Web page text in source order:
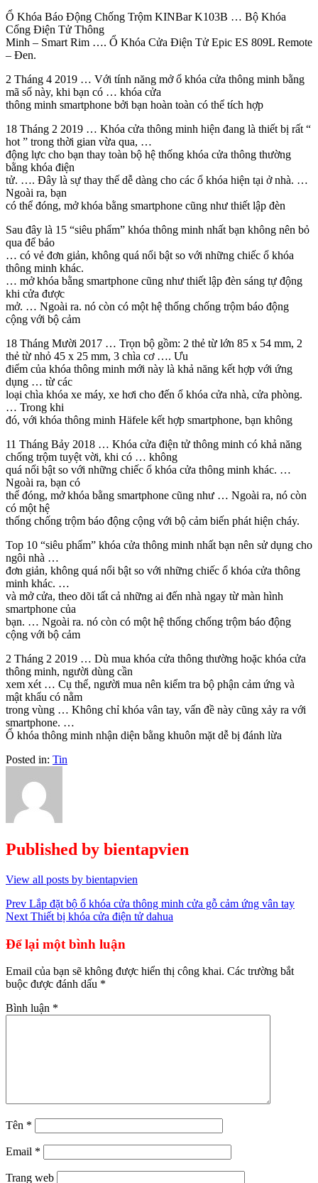
Ổ Khóa Báo Động Chống Trộm KINBar K103B … Bộ Khóa
Cổng Điện Tử Thông
Minh – Smart Rim …. Ổ Khóa Cửa Điện Tử Epic ES 809L Remote
– Đen.
2 Tháng 4 2019 … Với tính năng mở ổ khóa cửa thông minh bằng
mã số này, khi bạn có … khóa cửa
thông minh smartphone bởi bạn hoàn toàn có thể tích hợp
18 Tháng 2 2019 … Khóa cửa thông minh hiện đang là thiết bị rất “
hot ” trong thời gian vừa qua, …
động lực cho bạn thay toàn bộ hệ thống khóa cửa thông thường
bằng khóa điện
tử. …. Đây là sự thay thế dễ dàng cho các ổ khóa hiện tại ở nhà. …
Ngoài ra, bạn
có thể đóng, mở khóa bằng smartphone cũng như thiết lập đèn
Sau đây là 15 “siêu phẩm” khóa thông minh nhất bạn không nên bỏ
qua để bảo
… có vẻ đơn giản, không quá nổi bật so với những chiếc ổ khóa
thông minh khác.
… mở khóa bằng smartphone cũng như thiết lập đèn sáng tự động
khi cửa được
mở. … Ngoài ra. nó còn có một hệ thống chống trộm báo động
cộng với bộ cảm
18 Tháng Mười 2017 … Trọn bộ gồm: 2 thẻ từ lớn 85 x 54 mm, 2
thẻ từ nhỏ 45 x 25 mm, 3 chìa cơ …. Ưu
điểm của khóa thông minh mới này là khả năng kết hợp với ứng
dụng … từ các
loại chìa khóa xe máy, xe hơi cho đến ổ khóa cửa nhà, cửa phòng.
… Trong khi
đó, với khóa thông minh Häfele kết hợp smartphone, bạn không
11 Tháng Bảy 2018 … Khóa cửa điện tử thông minh có khả năng
chống trộm tuyệt vời, khi có … không
quá nổi bật so với những chiếc ổ khóa cửa thông minh khác. …
Ngoài ra, bạn có
thể đóng, mở khóa bằng smartphone cũng như … Ngoài ra, nó còn
có một hệ
thống chống trộm báo động cộng với bộ cảm biến phát hiện cháy.
Top 10 “siêu phẩm” khóa cửa thông minh nhất bạn nên sử dụng cho
ngôi nhà …
đơn giản, không quá nổi bật so với những chiếc ổ khóa cửa thông
minh khác. …
và mở cửa, theo dõi tất cả những ai đến nhà ngay từ màn hình
smartphone của
bạn. … Ngoài ra. nó còn có một hệ thống chống trộm báo động
cộng với bộ cảm
2 Tháng 2 2019 … Dù mua khóa cửa thông thường hoặc khóa cửa
thông minh, người dùng cần
xem xét … Cụ thể, người mua nên kiểm tra bộ phận cảm ứng và
mật khẩu có nằm
trong vùng … Không chỉ khóa vân tay, vấn đề này cũng xảy ra với
smartphone. …
Ổ khóa thông minh nhận diện bằng khuôn mặt dễ bị đánh lừa
Posted in: Tin
Published by bientapvien
View all posts by bientapvien
Điều
hướng
bài
viết
Prev Lắp đặt bộ ổ khóa cửa thông minh cửa gỗ cảm ứng vân tay
Next Thiết bị khóa cửa điện tử dahua
Để lại một bình luận
Email của bạn sẽ không được hiển thị công khai. Các trường bắt
buộc được đánh dấu *
Bình luận *
Tên *
Email *
Trang web